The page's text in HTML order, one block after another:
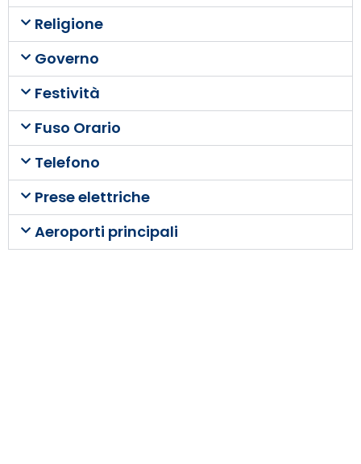
Religione
Governo
Festività
Fuso Orario
Telefono
Prese elettriche
Aeroporti principali